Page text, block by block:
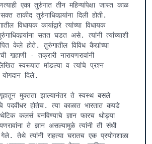
एका तुरुंगात तीन महिन्यांपेक्षा जास्त काळ
ताकीद तुरुंगाधिकार्‍यांना दिली होती.
विधायक कार्याद्वारे त्यांच्या विधायक
सतत घडत असे. त्यांनी त्यांच्याशी
केले होते. तुरुंगातील विविध कैद्यांच्या
- तक्रारी नारायणरावांनी
लिखित स्वरूपात मांडल्या व त्यांचे प्रश्न
दिले.
मुक्तता झाल्यानंतर ते स्वस्थ बसले
पदवीधर होतेच. त्या काळात भारतात कपडे
कलर्स बनविण्याचे ज्ञान फारच थोड्या
ते ज्ञान असल्यामुळे त्यांनी ती संधी
तेथे त्यांनी राहत्या घरातच एक प्रयोगशाळा